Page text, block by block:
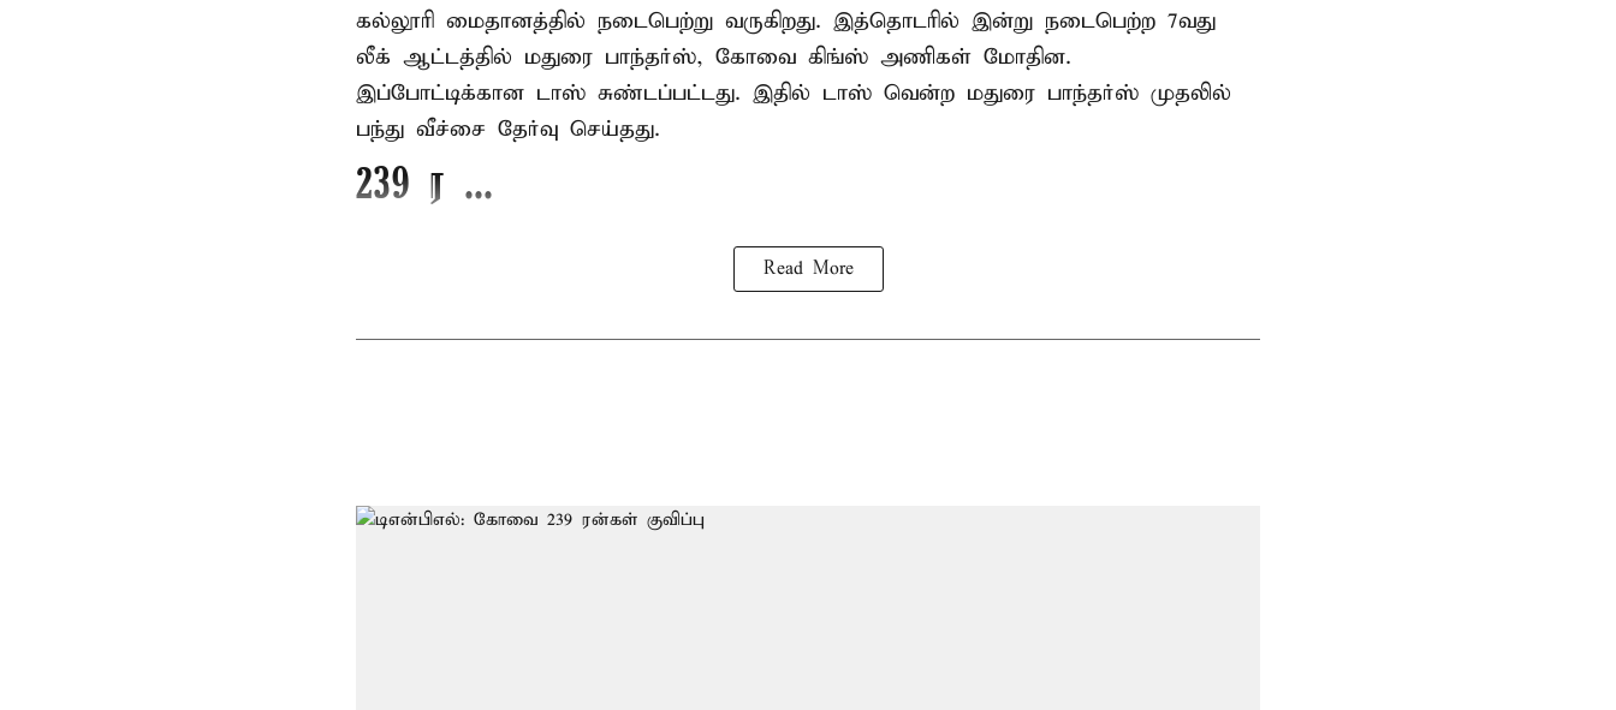
கல்லூரி மைதானத்தில் நடைபெற்று வருகிறது. இத்தொடரில் இன்று நடைபெற்ற 7வது
லீக் ஆட்டத்தில் மதுரை பாந்தர்ஸ், கோவை கிங்ஸ் அணிகள் மோதின.
இப்போட்டிக்கான டாஸ் சுண்டப்பட்டது. இதில் டாஸ் வென்ற மதுரை பாந்தர்ஸ் முதலில்
பந்து வீச்சை தேர்வு செய்தது.
239 ர ...
Read More